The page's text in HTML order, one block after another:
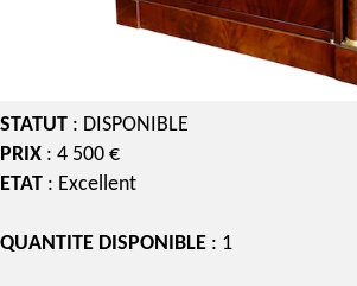
STATUT : DISPONIBLE
PRIX : 4 500 €
ETAT : Excellent
QUANTITE DISPONIBLE : 1